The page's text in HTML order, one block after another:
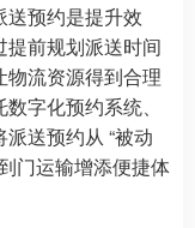
预约是提升效
前规划派送时间
流资源得到合理
字化预约系统、
送预约从 “被动
门运输增添便捷体